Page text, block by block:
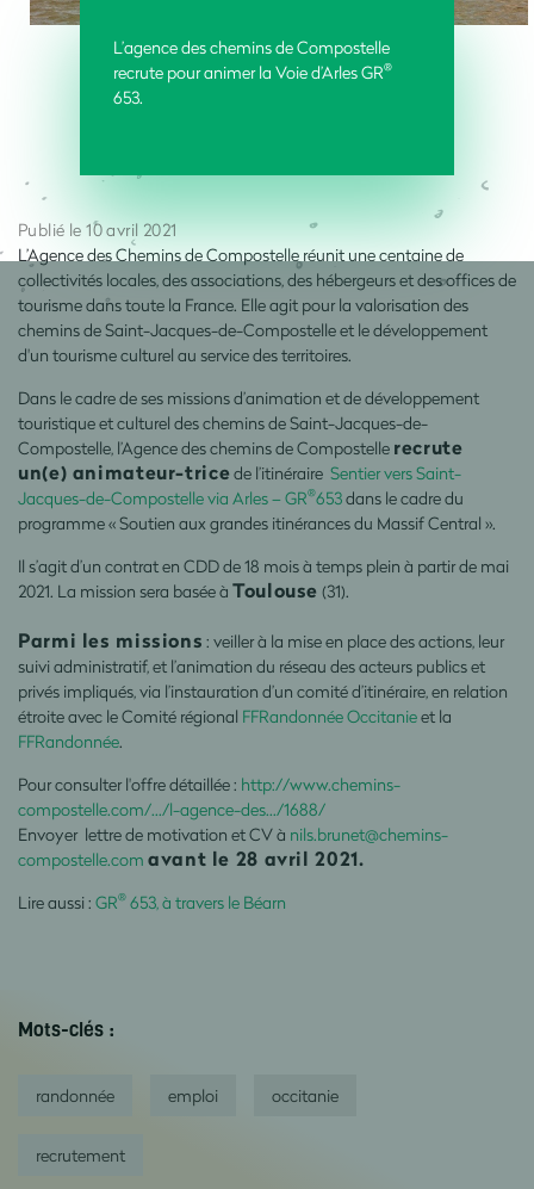
L’agence des chemins de Compostelle
recrute pour animer la Voie d’Arles GR®
653.
Publié le 10 avril 2021
L’Agence des Chemins de Compostelle réunit une centaine de
collectivités locales, des associations, des hébergeurs et des offices de
tourisme dans toute la France. Elle agit pour la valorisation des
chemins de Saint-Jacques-de-Compostelle et le développement
d'un tourisme culturel au service des territoires.
Dans le cadre de ses missions d’animation et de développement
touristique et culturel des chemins de Saint-Jacques-de-
Compostelle, l’Agence des chemins de Compostelle recrute
un(e) animateur-tricede l’itinéraire Sentier vers Saint-
Jacques-de-Compostelle via Arles – GR®653dans le cadre du
programme « Soutien aux grandes itinérances du Massif Central ».
Il s’agit d’un contrat en CDD de 18 mois à temps plein à partir de mai
2021. La mission sera basée à Toulouse (31).
Parmi les missions : veiller à la mise en place des actions, leur
suivi administratif, et l’animation du réseau des acteurs publics et
privés impliqués, via l’instauration d’un comité d’itinéraire, en relation
étroite avec le Comité régional FFRandonnée Occitanieet la
FFRandonnée.
Pour consulter l'offre détaillée : http://www.chemins-
compostelle.com/.../l-agence-des.../1688/
Envoyer lettre de motivation et CV à nils.brunet@chemins-
compostelle.com avant le 28 avril 2021.
Lire aussi : GR® 653, à travers le Béarn
Mots-clés :
randonnée emploi occitanie
recrutement